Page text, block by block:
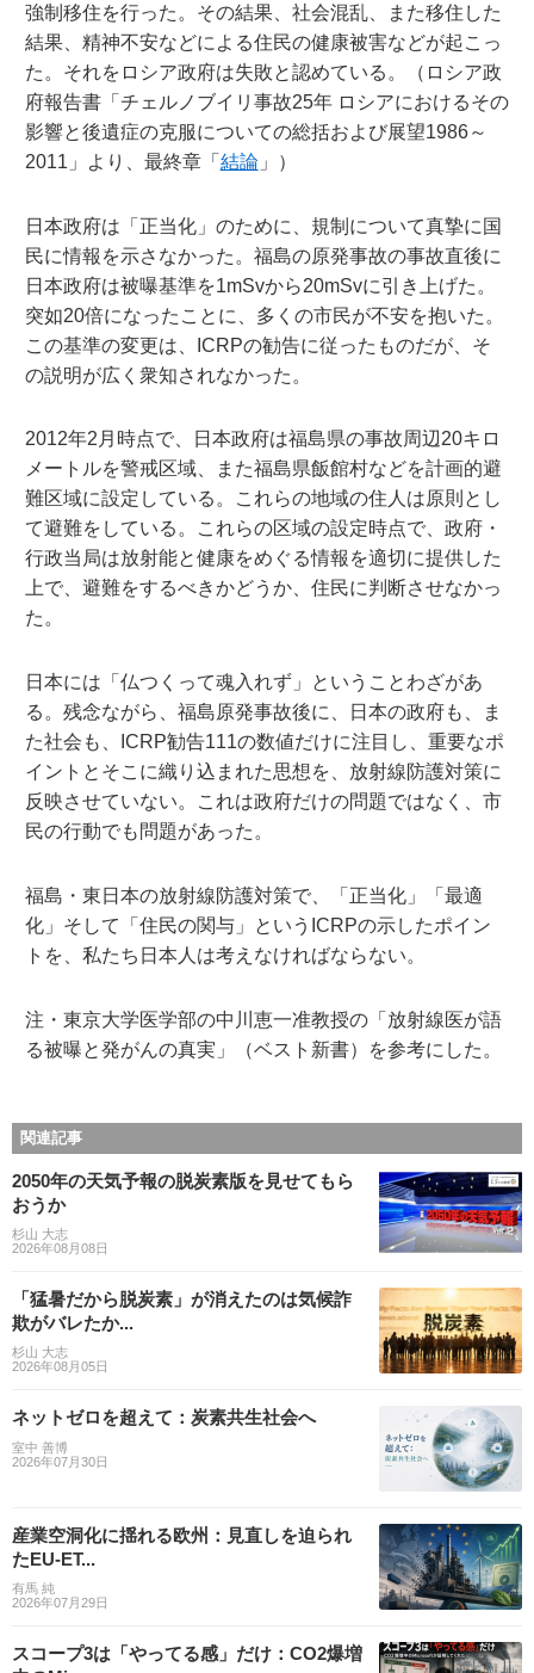
強制移住を行った。その結果、社会混乱、また移住した
結果、精神不安などによる住民の健康被害などが起こっ
た。それをロシア政府は失敗と認めている。（ロシア政
府報告書「チェルノブイリ事故25年 ロシアにおけるその
影響と後遺症の克服についての総括および展望1986～
2011」より、最終章「 結論」）
日本政府は「正当化」のために、規制について真摯に国
民に情報を示さなかった。福島の原発事故の事故直後に
日本政府は被曝基準を1mSvから20mSvに引き上げた。
突如20倍になったことに、多くの市民が不安を抱いた。
この基準の変更は、ICRPの勧告に従ったものだが、そ
の説明が広く衆知されなかった。
2012年2月時点で、日本政府は福島県の事故周辺20キロ
メートルを警戒区域、また福島県飯館村などを計画的避
難区域に設定している。これらの地域の住人は原則とし
て避難をしている。これらの区域の設定時点で、政府・
行政当局は放射能と健康をめぐる情報を適切に提供した
上で、避難をするべきかどうか、住民に判断させなかっ
た。
日本には「仏つくって魂入れず」ということわざがあ
る。残念ながら、福島原発事故後に、日本の政府も、ま
た社会も、ICRP勧告111の数値だけに注目し、重要なポ
イントとそこに織り込まれた思想を、放射線防護対策に
反映させていない。これは政府だけの問題ではなく、市
民の行動でも問題があった。
福島・東日本の放射線防護対策で、「正当化」「最適
化」そして「住民の関与」というICRPの示したポイン
トを、私たち日本人は考えなければならない。
注・東京大学医学部の中川恵一准教授の「放射線医が語
る被曝と発がんの真実」（ベスト新書）を参考にした。
関連記事
2050年の天気予報の脱炭素版を見せてもら
おうか
杉山 大志
2026年08月08日
「猛暑だから脱炭素」が消えたのは気候詐
欺がバレたか...
杉山 大志
2026年08月05日
ネットゼロを超えて：炭素共生社会へ
室中 善博
2026年07月30日
産業空洞化に揺れる欧州：見直しを迫られ
たEU-ET...
有馬 純
2026年07月29日
スコープ3は「やってる感」だけ：CO2爆増